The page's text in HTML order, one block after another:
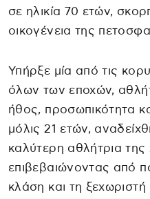
σε ηλικία 70 ετών,
οικογένεια της
Υπήρξε μία από τις
όλων των εποχών,
ήθος, προσωπικότητα
μόλις 21 ετών,
καλύτερη αθλήτρια της
επιβεβαιώνοντας από
κλάση και τη